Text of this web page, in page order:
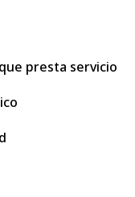
presta servicio